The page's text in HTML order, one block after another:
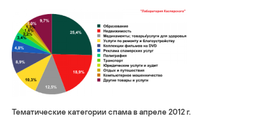
Тематические категории спама в апреле 2012 г.